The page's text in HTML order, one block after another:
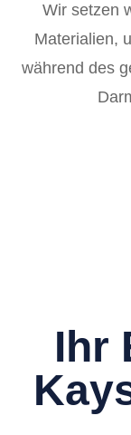
Wir setzen
Materialien,
während des
Ihr